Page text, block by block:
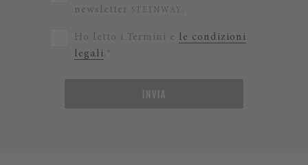
newsletter
STEINWAY .
Ho letto i Termini e
le condizioni
legali.*
INVIA